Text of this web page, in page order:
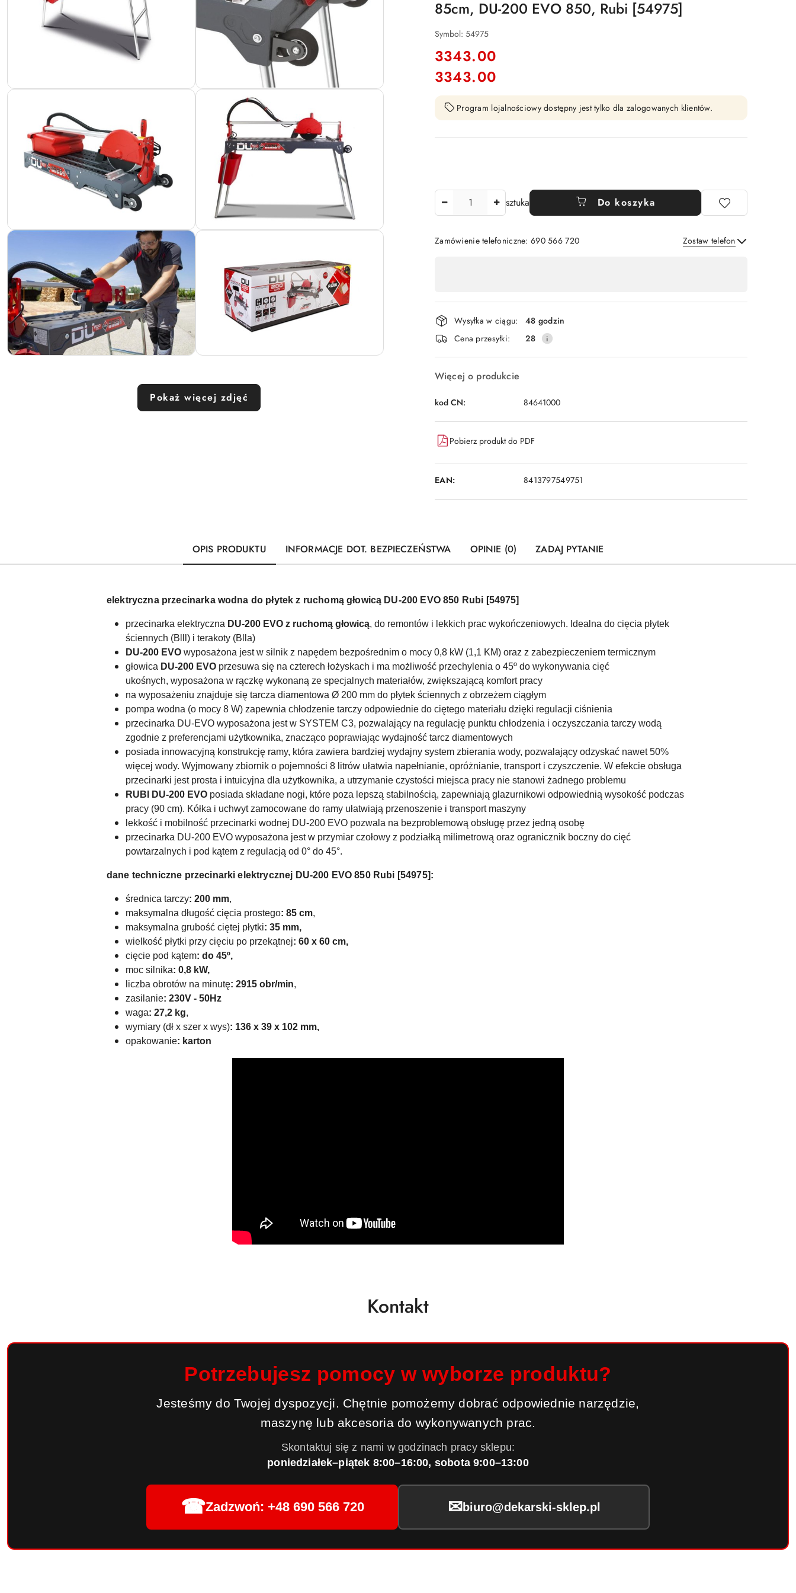
Pokaż więcej zdjęć
85cm, DU-200 EVO 850, Rubi [54975]
Symbol: 54975
cena:
3343.00
Cena:
3343.00
Program lojalnościowy dostępny jest tylko dla zalogowanych klientów.
sztuka Do koszyka
Zamówienie telefoniczne: 690 566 720 Zostaw telefon
płatność
i
dostawa
Wysyłka w ciągu:
48 godzin
Cena przesyłki:
28
Więcej o produkcie
kod CN: 84641000
Pobierz produkt do PDF
EAN: 8413797549751
OPIS PRODUKTU INFORMACJE DOT. BEZPIECZEŃSTWA OPINIE (0) ZADAJ PYTANIE
elektryczna przecinarka wodna do płytek z ruchomą głowicą DU-200 EVO 850 Rubi [54975]
przecinarka elektryczna DU-200 EVO z ruchomą głowicą, do remontów i lekkich prac wykończeniowych. Idealna do cięcia płytek
ściennych (Blll) i terakoty (Blla)
DU-200 EVO wyposażona jest w silnik z napędem bezpośrednim o mocy 0,8 kW (1,1 KM) oraz z zabezpieczeniem termicznym
głowica DU-200 EVO przesuwa się na czterech łożyskach i ma możliwość przechylenia o 45º do wykonywania cięć
ukośnych, wyposażona w rączkę wykonaną ze specjalnych materiałów, zwiększającą komfort pracy
na wyposażeniu znajduje się tarcza diamentowa Ø 200 mm do płytek ściennych z obrzeżem ciągłym
pompa wodna (o mocy 8 W) zapewnia chłodzenie tarczy odpowiednie do ciętego materiału dzięki regulacji ciśnienia
przecinarka DU-EVO wyposażona jest w SYSTEM C3, pozwalający na regulację punktu chłodzenia i oczyszczania tarczy wodą
zgodnie z preferencjami użytkownika, znacząco poprawiając wydajność tarcz diamentowych
posiada innowacyjną konstrukcję ramy, która zawiera bardziej wydajny system zbierania wody, pozwalający odzyskać nawet 50%
więcej wody. Wyjmowany zbiornik o pojemności 8 litrów ułatwia napełnianie, opróżnianie, transport i czyszczenie. W efekcie obsługa
przecinarki jest prosta i intuicyjna dla użytkownika, a utrzymanie czystości miejsca pracy nie stanowi żadnego problemu
RUBI DU-200 EVO posiada składane nogi, które poza lepszą stabilnością, zapewniają glazurnikowi odpowiednią wysokość podczas
pracy (90 cm). Kółka i uchwyt zamocowane do ramy ułatwiają przenoszenie i transport maszyny
lekkość i mobilność przecinarki wodnej DU-200 EVO pozwala na bezproblemową obsługę przez jedną osobę
przecinarka DU-200 EVO wyposażona jest w przymiar czołowy z podziałką milimetrową oraz ogranicznik boczny do cięć
powtarzalnych i pod kątem z regulacją od 0° do 45°.
dane techniczne przecinarki elektrycznej DU-200 EVO 850 Rubi [54975]:
średnica tarczy: 200 mm,
maksymalna długość cięcia prostego: 85 cm,
maksymalna grubość ciętej płytki: 35 mm,
wielkość płytki przy cięciu po przekątnej: 60 x 60 cm,
cięcie pod kątem: do 45º,
moc silnika: 0,8 kW,
liczba obrotów na minutę: 2915 obr/min,
zasilanie: 230V - 50Hz
waga: 27,2 kg,
wymiary (dł x szer x wys): 136 x 39 x 102 mm,
opakowanie: karton
Kontakt
Potrzebujesz pomocy w wyborze produktu?
Jesteśmy do Twojej dyspozycji. Chętnie pomożemy dobrać odpowiednie narzędzie,
maszynę lub akcesoria do wykonywanych prac.
Skontaktuj się z nami w godzinach pracy sklepu:
poniedziałek–piątek 8:00–16:00, sobota 9:00–13:00
☎Zadzwoń: +48 690 566 720 ✉ biuro@dekarski-sklep.pl